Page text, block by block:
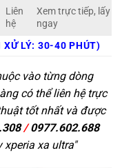
Liên
hệ
Xem trực tiếp, lấy
ngay
XỬ LÝ: 30-40 PHÚT)
vào từng dòng
có thể liên hệ trực
tốt nhất và được
/0977.602.688
xperia xa ultra"